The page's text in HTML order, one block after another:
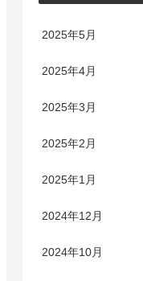
2025年5月
2025年4月
2025年3月
2025年2月
2025年1月
2024年12月
2024年10月